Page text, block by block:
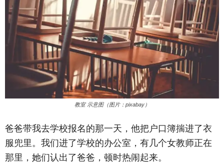
教室 示意图（图片：pixabay）
爸爸带我去学校报名的那一天，他把户口簿揣进了衣
服兜里。我们进了学校的办公室，有几个女教师正在
那里，她们认出了爸爸，顿时热闹起来。